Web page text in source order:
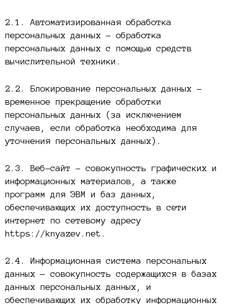
2.1. Автоматизированная обработка
персональных данных – обработка
персональных данных с помощью средств
вычислительной техники.
2.2. Блокирование персональных данных –
временное прекращение обработки
персональных данных (за исключением
случаев, если обработка необходима для
уточнения персональных данных).
2.3. Веб-сайт – совокупность графических и
информационных материалов, а также
программ для ЭВМ и баз данных,
обеспечивающих их доступность в сети
интернет по сетевому адресу
https://knyazev.net.
2.4. Информационная система персональных
данных — совокупность содержащихся в базах
данных персональных данных, и
обеспечивающих их обработку информационных